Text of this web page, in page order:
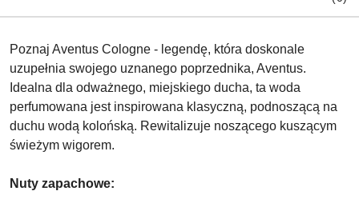
Poznaj Aventus Cologne - legendę, która doskonale
uzupełnia swojego uznanego poprzednika, Aventus.
Idealna dla odważnego, miejskiego ducha, ta woda
perfumowana jest inspirowana klasyczną, podnoszącą na
duchu wodą kolońską. Rewitalizuje noszącego kuszącym
świeżym wigorem.
Nuty zapachowe: